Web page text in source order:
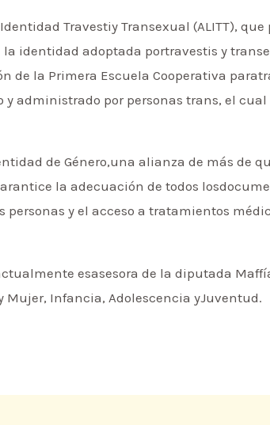
Travestiy Transexual (ALITT),
identidad adoptada portravestis y
de la Primera Escuela Cooperativa
administrado por personas trans, el
de Género,una alianza de más de
la adecuación de todos
y el acceso a tratamientos
esasesora de la diputada
Infancia, Adolescencia yJuventud.